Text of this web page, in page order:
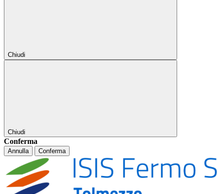
Chiudi
Chiudi
Conferma
Annulla Conferma